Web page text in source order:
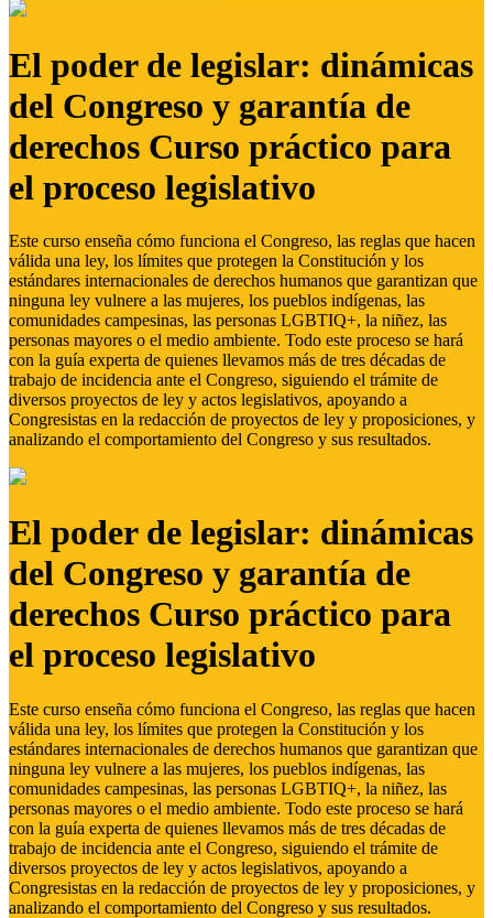
El poder de legislar: dinámicas
del Congreso y garantía de
derechos Curso práctico para
el proceso legislativo
Este curso enseña cómo funciona el Congreso, las reglas que hacen
válida una ley, los límites que protegen la Constitución y los
estándares internacionales de derechos humanos que garantizan que
ninguna ley vulnere a las mujeres, los pueblos indígenas, las
comunidades campesinas, las personas LGBTIQ+, la niñez, las
personas mayores o el medio ambiente. Todo este proceso se hará
con la guía experta de quienes llevamos más de tres décadas de
trabajo de incidencia ante el Congreso, siguiendo el trámite de
diversos proyectos de ley y actos legislativos, apoyando a
Congresistas en la redacción de proyectos de ley y proposiciones, y
analizando el comportamiento del Congreso y sus resultados.
El poder de legislar: dinámicas
del Congreso y garantía de
derechos Curso práctico para
el proceso legislativo
Este curso enseña cómo funciona el Congreso, las reglas que hacen
válida una ley, los límites que protegen la Constitución y los
estándares internacionales de derechos humanos que garantizan que
ninguna ley vulnere a las mujeres, los pueblos indígenas, las
comunidades campesinas, las personas LGBTIQ+, la niñez, las
personas mayores o el medio ambiente. Todo este proceso se hará
con la guía experta de quienes llevamos más de tres décadas de
trabajo de incidencia ante el Congreso, siguiendo el trámite de
diversos proyectos de ley y actos legislativos, apoyando a
Congresistas en la redacción de proyectos de ley y proposiciones, y
analizando el comportamiento del Congreso y sus resultados.